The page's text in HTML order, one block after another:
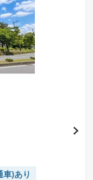
車)あり